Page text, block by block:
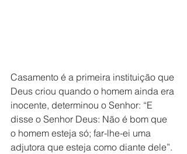
Casamento é a primeira instituição que
Deus criou quando o homem ainda era
inocente, determinou o Senhor: “E
disse o Senhor Deus: Não é bom que
o homem esteja só; far-lhe-ei uma
adjutora que esteja como diante dele”.